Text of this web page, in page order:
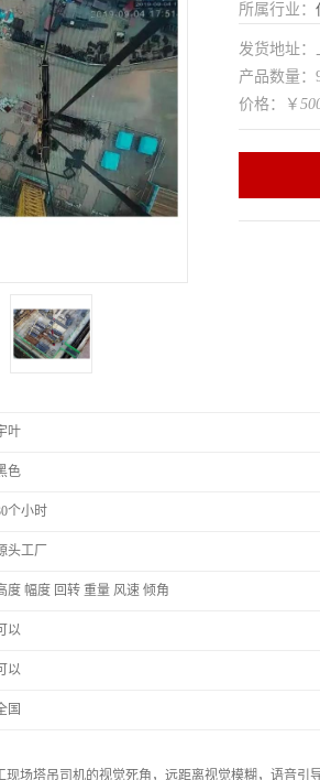
所属行业：
发货地址：
产品数量：
价格：￥
叶
色
个小时
头工厂
度 幅度 回转 重量 风速 倾角
以
以
国
现场塔吊司机的视觉死角，远距离视觉模糊，语音